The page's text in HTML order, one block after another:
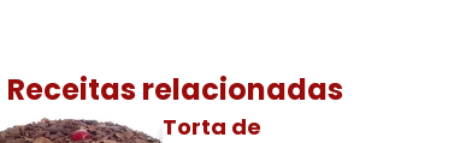
Receitas relacionadas
Torta de